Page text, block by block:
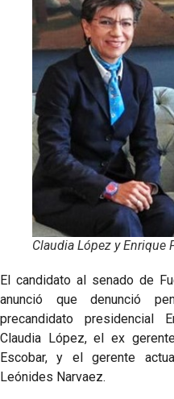
Claudia López y Enrique
El candidato al senado de
anunció que denunció
precandidato presidencial
Claudia López, el ex
Escobar, y el gerente
Leónides Narvaez.